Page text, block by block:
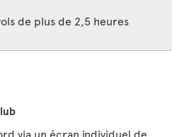
de plus de 2,5 heures
via un écran individuel de